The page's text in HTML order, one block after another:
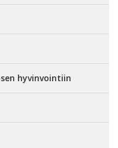
hyvinvointiin